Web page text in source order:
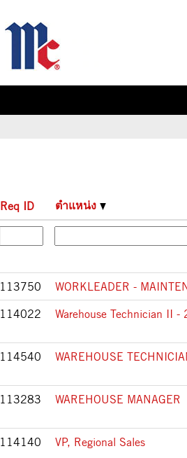
ผลการค้นหาสำหรับ
Req ID ตำแหน่ง
113750
WORKLEADER -
114022
Warehouse Technician II -
114540
WAREHOUSE
113283
WAREHOUSE MANAGER
114140
VP, Regional Sales